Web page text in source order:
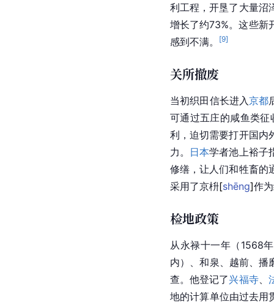
利工程 ，开垦了大量
增长了约73%。这些新
感到不满。
[9]
关所撤废
当初织田信长进入京都
可通过五庄的咸鱼类
利，迫切需要打开国内
力。 日本学者池上裕子
修缮，让人们和牲畜的
采用了京枡[shēng]作
检地政策
从永禄十一年（1568
内）、和泉 越前 、
查。他登记了兴福寺、
地的计算单位由过去用